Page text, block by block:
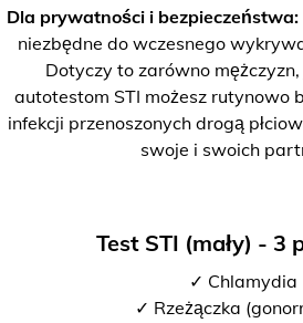
Dla prywatności i bezpieczeństwa:
niezbędne do wczesnego
Dotyczy to zarówno
autotestom STI możesz rutynowo
infekcji przenoszonych drogą
swoje i swoich
Test STI (mały) - 3
✓ Chlamydia
✓ Rzeżączka